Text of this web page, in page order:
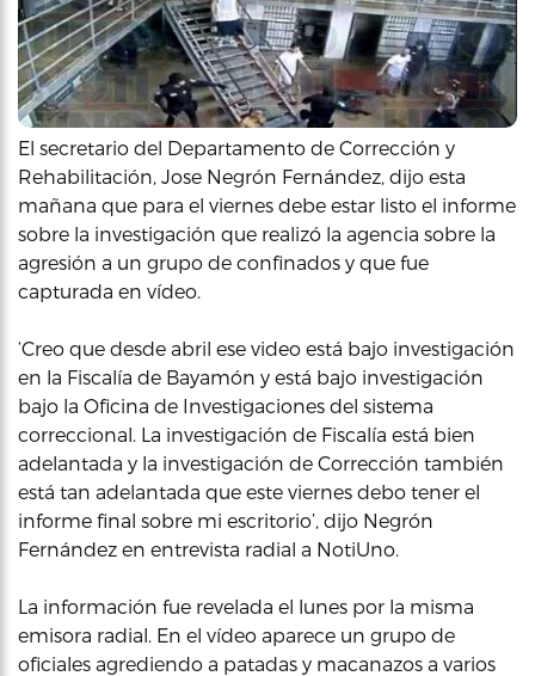
El secretario del Departamento de Corrección y
Rehabilitación, Jose Negrón Fernández, dijo esta
mañana que para el viernes debe estar listo el informe
sobre la investigación que realizó la agencia sobre la
agresión a un grupo de confinados y que fue
capturada en vídeo.
‘Creo que desde abril ese video está bajo investigación
en la Fiscalía de Bayamón y está bajo investigación
bajo la Oficina de Investigaciones del sistema
correccional. La investigación de Fiscalía está bien
adelantada y la investigación de Corrección también
está tan adelantada que este viernes debo tener el
informe final sobre mi escritorio’, dijo Negrón
Fernández en entrevista radial a NotiUno.
La información fue revelada el lunes por la misma
emisora radial. En el vídeo aparece un grupo de
oficiales agrediendo a patadas y macanazos a varios